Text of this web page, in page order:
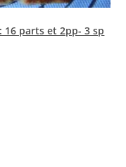
16 parts et 2pp- 3 sp